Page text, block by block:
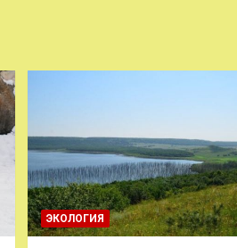
ЭКОЛОГИЯ